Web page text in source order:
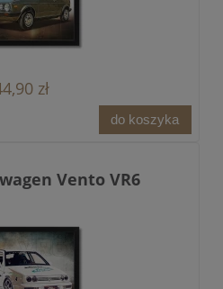
zł
do koszyka
Vento VR6